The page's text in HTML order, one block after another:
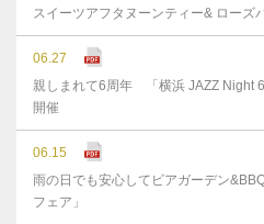
スイーツアフタヌーンティー& ローズ
06.27
親しまれて6周年 「横浜 JAZZ Night
開催
06.15
雨の日でも安心してビアガーデン
フェア」